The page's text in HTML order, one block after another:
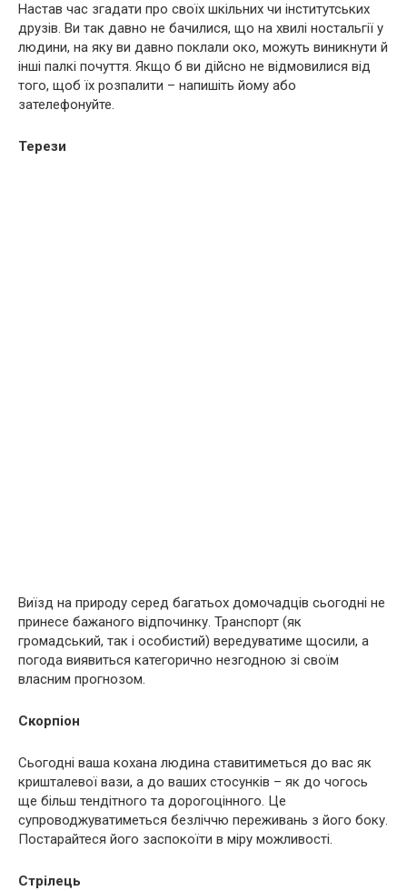
Настав час згадати про своїх шкільних чи інститутських
друзів. Ви так давно не бачилися, що на хвилі ностальгії у
людини, на яку ви давно поклали око, можуть виникнути й
інші палкі почуття. Якщо б ви дійсно не відмовилися від
того, щоб їх розпалити – напишіть йому або
зателефонуйте.
Терези
Виїзд на природу серед багатьох домочадців сьогодні не
принесе бажаного відпочинку. Транспорт (як
громадський, так і особистий) вередуватиме щосили, а
погода виявиться категорично незгодною зі своїм
власним прогнозом.
Скорпіон
Сьогодні ваша кохана людина ставитиметься до вас як
кришталевої вази, а до ваших стосунків – як до чогось
ще більш тендітного та дорогоцінного. Це
супроводжуватиметься безліччю переживань з його боку.
Постарайтеся його заспокоїти в міру можливості.
Стрілець